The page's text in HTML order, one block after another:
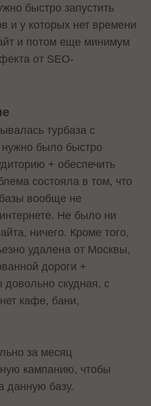
быстро запустить
и у которых нет времени
и потом еще минимум
от SEO-
турбаза с
было быстро
+ обеспечить
состояла в том, что
вообще не
Не было ни
ничего. Кроме того,
удалена от Москвы,
дороги +
довольно скудная, с
кафе, бани,
за месяц
кампанию, чтобы
данную базу.